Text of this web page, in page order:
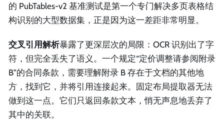
的 PubTables-v2 基准测试是第一个专门解决多页表格结
构识别的大型数据集，正是因为这一差距非常明显。
交叉引用解析暴露了更深层次的局限：OCR 识别出了字
符，但完全丢失了语义。一个规定“定价调整请参阅附录
B”的合同条款，需要理解附录 B 存在于文档的其他地
方，找到它，并将引用连接起来。固定布局提取器无法
做到这一点。它们只返回条款文本，悄无声息地丢弃了
其中的关联。